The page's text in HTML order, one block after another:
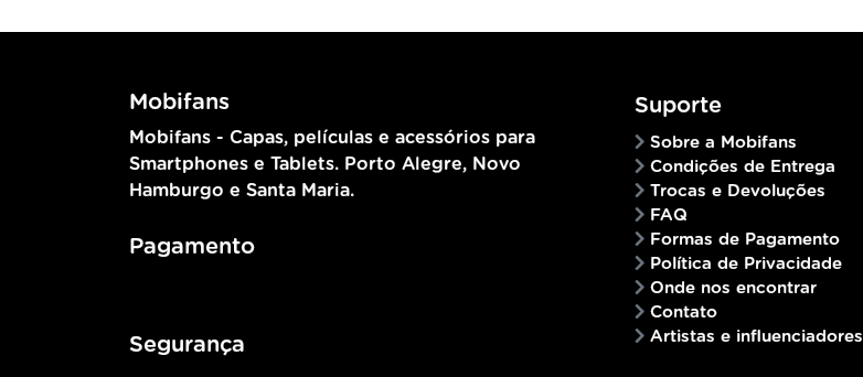
Suporte
Sobre a Mobifans
Condições de Entrega
Trocas e Devoluções
FAQ
Formas de Pagamento
Política de Privacidade
Onde nos encontrar
Contato
Artistas e influenciadores
Mobifans
Mobifans - Capas, películas e acessórios para
Smartphones e Tablets. Porto Alegre, Novo
Hamburgo e Santa Maria.
Pagamento
Segurança